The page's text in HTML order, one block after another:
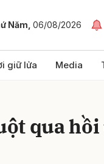
Năm, 06/08/2026
giữ lửa Media
qua hồi